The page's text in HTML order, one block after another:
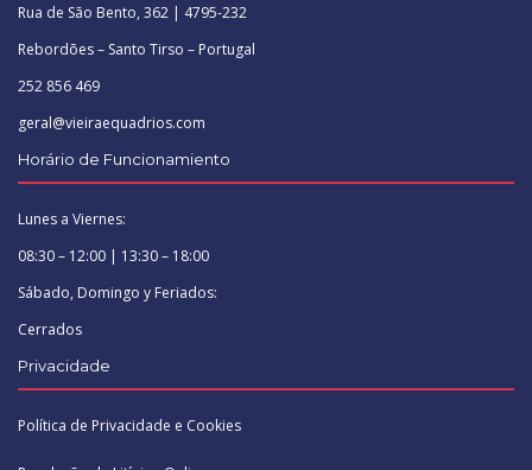
Rua de São Bento, 362 | 4795-232
Rebordões – Santo Tirso – Portugal
252 856 469
geral@vieiraequadrios.com
Horário de Funcionamiento
Lunes a Viernes:
08:30 – 12:00 | 13:30 – 18:00
Sábado, Domingo y Feriados:
Cerrados
Privacidade
Política de Privacidade e Cookies